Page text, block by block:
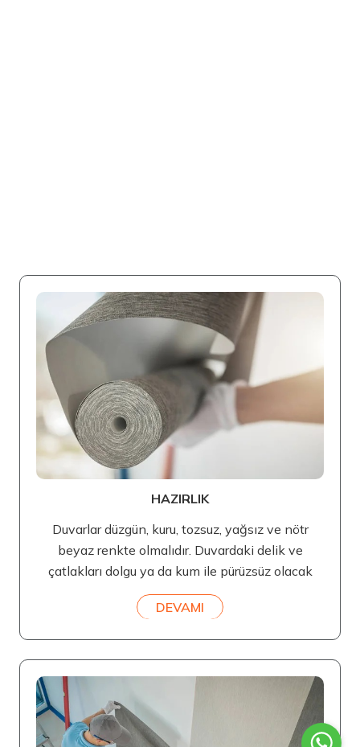
HAZIRLIK
Duvarlar düzgün, kuru, tozsuz, yağsız ve nötr
beyaz renkte olmalıdır. Duvardaki delik ve
çatlakları dolgu ya da kum ile pürüzsüz olacak
DEVAMI